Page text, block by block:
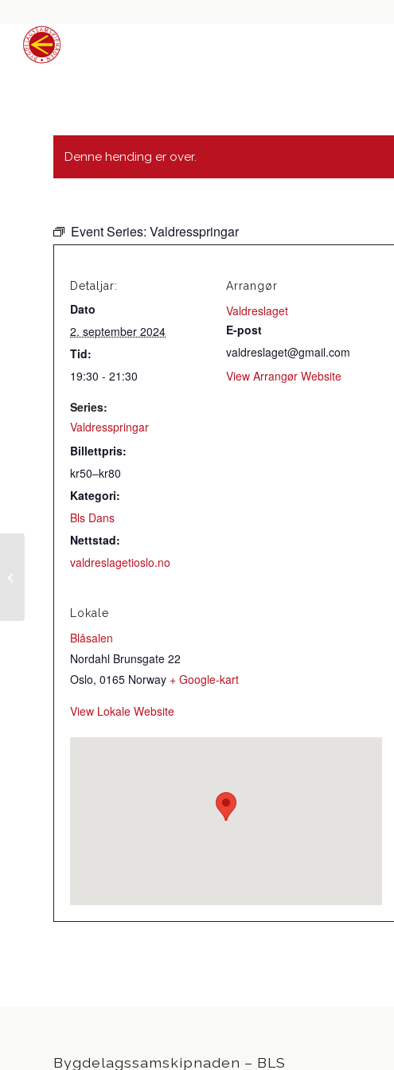
Denne hending er over.
Event Series: Valdresspringar
Detaljar:
Dato
2. september 2024
Tid:
19:30 - 21:30
Series:
Valdresspringar
Billettpris:
kr50–kr80
Kategori:
Bls Dans
Nettstad:
valdreslagetioslo.no
Arrangør
Valdreslaget
E-post
valdreslaget@gmail.com
View Arrangør Website
Lokale
Blåsalen
Nordahl Brunsgate 22
Oslo, 0165 Norway + Google-kart
View Lokale Website
Bygdelagssamskipnaden – BLS